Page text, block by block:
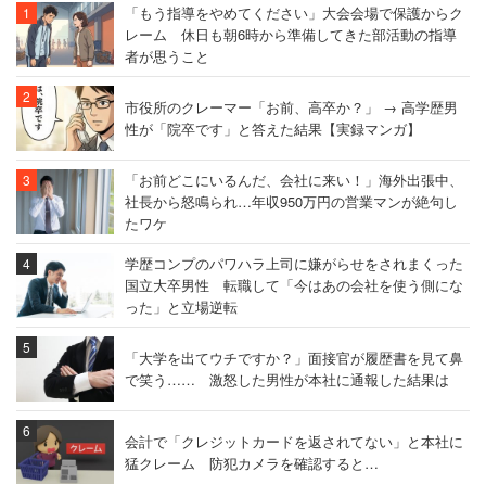
「もう指導をやめてください」大会会場で保護からク
レーム 休日も朝6時から準備してきた部活動の指導
者が思うこと
市役所のクレーマー「お前、高卒か？」 → 高学歴男
性が「院卒です」と答えた結果【実録マンガ】
「お前どこにいるんだ、会社に来い！」海外出張中、
社長から怒鳴られ…年収950万円の営業マンが絶句し
たワケ
学歴コンプのパワハラ上司に嫌がらせをされまくった
国立大卒男性 転職して「今はあの会社を使う側にな
った」と立場逆転
「大学を出てウチですか？」面接官が履歴書を見て鼻
で笑う…… 激怒した男性が本社に通報した結果は
会計で「クレジットカードを返されてない」と本社に
猛クレーム 防犯カメラを確認すると…